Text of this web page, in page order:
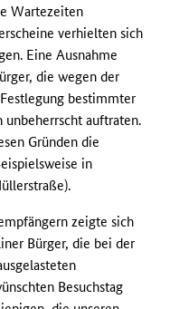
Wartezeiten
verhielten sich
Eine Ausnahme
die wegen der
bestimmter
auftraten.
Gründen die
in
zeigte sich
Bürger, die bei der
Besuchstag